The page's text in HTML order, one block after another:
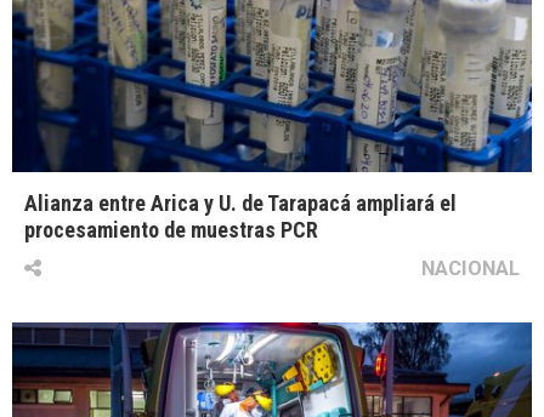
Alianza entre Arica y U. de Tarapacá ampliará el
procesamiento de muestras PCR
NACIONAL